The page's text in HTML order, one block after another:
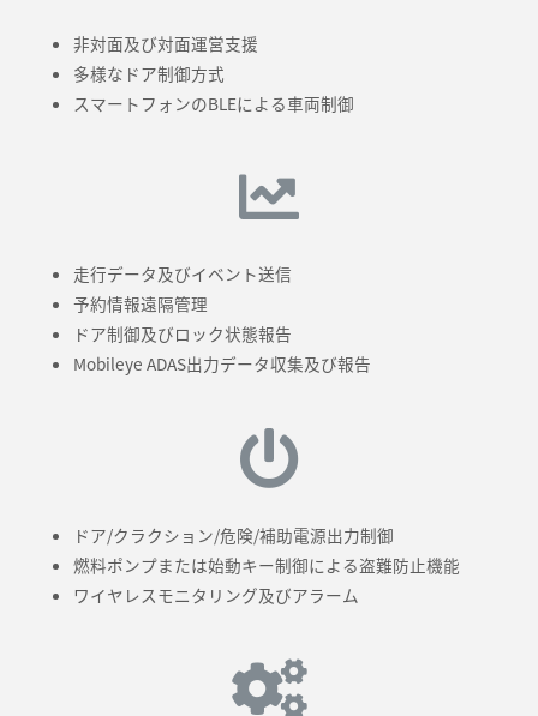
非対面及び対面運営支援
多様なドア制御方式
スマートフォンのBLEによる車両制御
走行データ及びイベント送信
予約情報遠隔管理
ドア制御及びロック状態報告
Mobileye ADAS出力データ収集及び報告
ドア/クラクション/危険/補助電源出力制御
燃料ポンプまたは始動キー制御による盗難防止機能
ワイヤレスモニタリング及びアラーム